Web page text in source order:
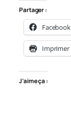
Partager :
Facebook
Imprimer
J’aime ça :